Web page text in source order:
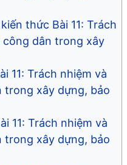
thức Bài 11: Trách
công dân trong xây
11: Trách nhiệm và
trong xây dựng, bảo
11: Trách nhiệm và
trong xây dựng, bảo